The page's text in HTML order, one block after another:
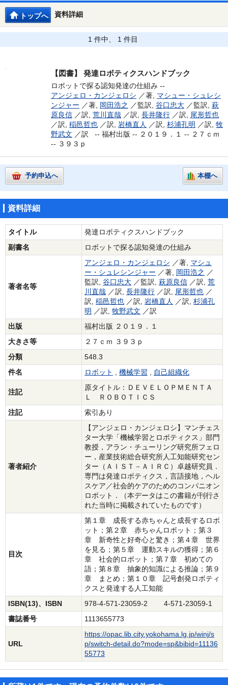
資料詳細
トップへ
1 件中、 1 件目
【図書】 発達ロボティクスハンドブック
ロボットで探る認知発達の仕組み --
アンジェロ・カンジェロシ ／著, マシュー・シュレシ
ンジャー ／著, 岡田浩之 ／監訳, 谷口忠大 ／監訳, 萩
原良信 ／訳, 荒川直哉 ／訳, 長井隆行 ／訳, 尾形哲也
／訳, 稲邑哲也 ／訳, 岩橋直人 ／訳, 杉浦孔明 ／訳, 牧
野武文 ／訳 -- 福村出版 -- ２０１９．１ -- ２７ｃｍ
-- ３９３ｐ
予約申込へ 本棚へ
資料詳細
タイトル
発達ロボティクスハンドブック
副書名
ロボットで探る認知発達の仕組み
著者名等
アンジェロ・カンジェロシ ／著, マシュ
ー・シュレシンジャー ／著, 岡田浩之 ／
監訳, 谷口忠大 ／監訳, 萩原良信 ／訳, 荒
川直哉 ／訳, 長井隆行 ／訳, 尾形哲也 ／
訳, 稲邑哲也 ／訳, 岩橋直人 ／訳, 杉浦孔
明 ／訳, 牧野武文 ／訳
出版
福村出版 ２０１９．１
大きさ等
２７ｃｍ ３９３ｐ
分類
548.3
件名
ロボット , 機械学習 , 自己組織化
注記
原タイトル：ＤＥＶＥＬＯＰＭＥＮＴＡ
Ｌ ＲＯＢＯＴＩＣＳ
注記
索引あり
著者紹介
【アンジェロ・カンジェロシ】マンチェス
ター大学「機械学習とロボティクス」部門
教授，アラン・チューリング研究所フェロ
ー，産業技術総合研究所人工知能研究セン
ター（ＡＩＳＴ－ＡＩＲＣ）卓越研究員．
専門は発達ロボティクス，言語接地，ヘル
スケア／社会的ケアのためのコンパニオン
ロボット．（本データはこの書籍が刊行さ
れた当時に掲載されていたものです）
目次
第１章 成長する赤ちゃんと成長するロボ
ット；第２章 赤ちゃんロボット；第３
章 新奇性と好奇心と驚き；第４章 世界
を見る；第５章 運動スキルの獲得；第６
章 社会的ロボット；第７章 初めての
語；第８章 抽象的知識による推論；第９
章 まとめ；第１０章 記号創発ロボティ
クスと発達する人工知能
ISBN(13)、ISBN
978-4-571-23059-2 4-571-23059-1
書誌番号
1113655773
URL
https://opac.lib.city.yokohama.lg.jp/winj/s
p/switch-detail.do?mode=sp&bibid=11136
55773